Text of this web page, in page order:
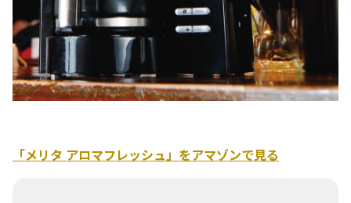
「メリタ アロマフレッシュ」をアマゾンで見る